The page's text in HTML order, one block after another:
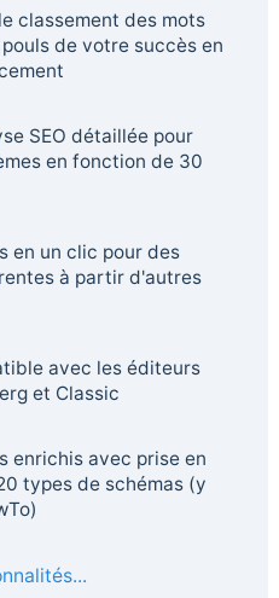
classement des mots
de votre succès en
SEO détaillée pour
en fonction de 30
en un clic pour des
à partir d'autres
avec les éditeurs
et Classic
enrichis avec prise en
types de schémas (y